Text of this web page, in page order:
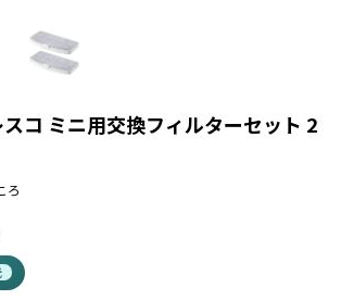
コ ミニ用交換フィルターセット 2
ろ